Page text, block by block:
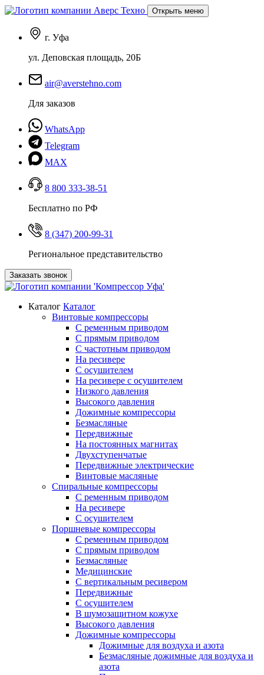
Открыть меню
г. Уфа
ул. Деповская площадь, 20Б
air@averstehno.com
Для заказов
WhatsApp
Telegram
MAX
8 800 333-38-51
Бесплатно по РФ
8 (347) 200-99-31
Региональное представительство
Заказать звонок
Каталог Каталог
Винтовые компрессоры
С ременным приводом
С прямым приводом
С частотным приводом
На ресивере
С осушителем
На ресивере с осушителем
Низкого давления
Высокого давления
Дожимные компрессоры
Безмасляные
Передвижные
На постоянных магнитах
Двухступенчатые
Передвижные электрические
Винтовые масляные
Спиральные компрессоры
С ременным приводом
На ресивере
С осушителем
Поршневые компрессоры
С ременным приводом
С прямым приводом
Безмасляные
Медицинские
С вертикальным ресивером
Передвижные
С осушителем
В шумозащитном кожухе
Высокого давления
Дожимные компрессоры
Дожимные для воздуха и азота
Безмасляные дожимные для воздуха и
азота